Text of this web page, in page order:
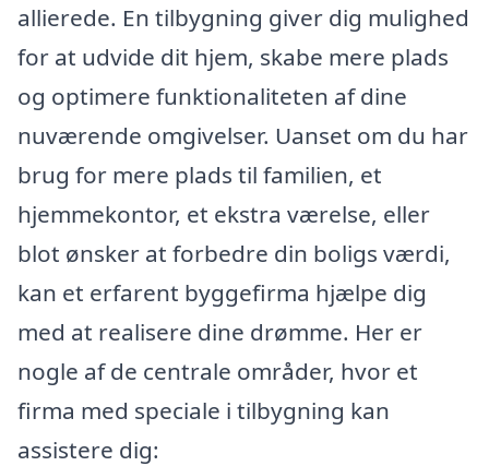
allierede. En tilbygning giver dig mulighed
for at udvide dit hjem, skabe mere plads
og optimere funktionaliteten af dine
nuværende omgivelser. Uanset om du har
brug for mere plads til familien, et
hjemmekontor, et ekstra værelse, eller
blot ønsker at forbedre din boligs værdi,
kan et erfarent byggefirma hjælpe dig
med at realisere dine drømme. Her er
nogle af de centrale områder, hvor et
firma med speciale i tilbygning kan
assistere dig: